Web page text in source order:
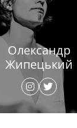
Олександр
Жипецький